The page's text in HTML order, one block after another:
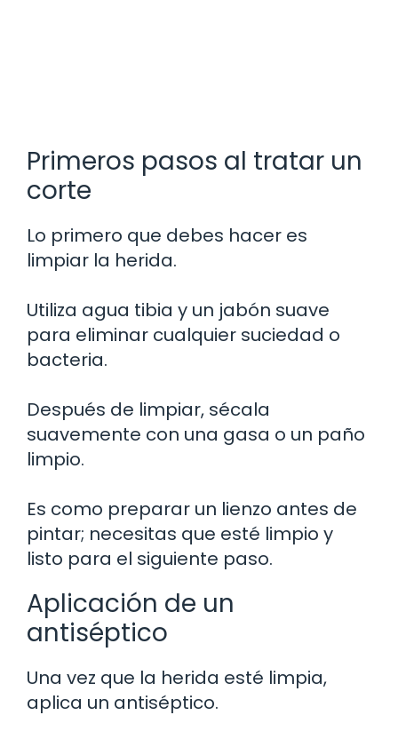
Primeros pasos al tratar un
corte
Lo primero que debes hacer es
limpiar la herida.
Utiliza agua tibia y un jabón suave
para eliminar cualquier suciedad o
bacteria.
Después de limpiar, sécala
suavemente con una gasa o un paño
limpio.
Es como preparar un lienzo antes de
pintar; necesitas que esté limpio y
listo para el siguiente paso.
Aplicación de un
antiséptico
Una vez que la herida esté limpia,
aplica un antiséptico.